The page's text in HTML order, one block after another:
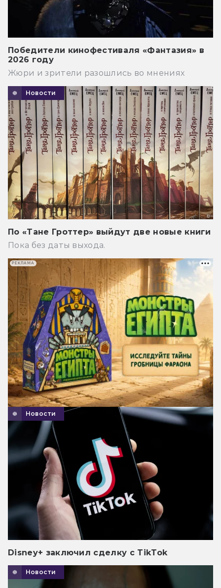
Победители кинофестиваля «Фантазия» в
2026 году
Жюри и зрители разошлись во мнениях
Новости
По «Тане Гроттер» выйдут две новые книги
Пока без даты выхода.
Новости
Disney+ заключил сделку с TikTok
Новости
РЕКЛАМА